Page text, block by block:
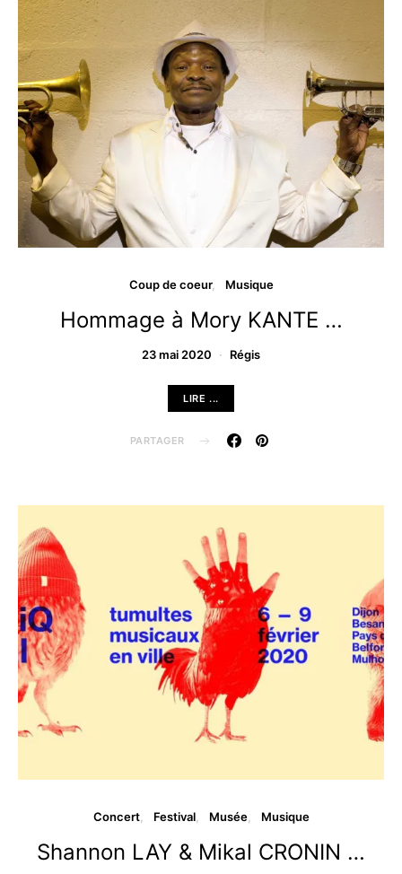
Coup de coeur Musique
Hommage à Mory KANTE …
23 mai 2020 Régis
LIRE ...
PARTAGER
Concert Festival Musée Musique
Shannon LAY & Mikal CRONIN …